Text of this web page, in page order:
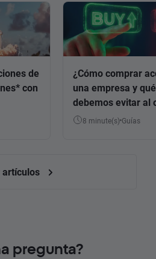
de
con
¿Cómo comprar
una empresa y
debemos evitar al
8 minute(s) Guías
artículos
pregunta?